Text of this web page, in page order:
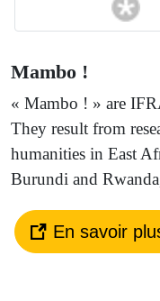
Mambo !
« Mambo ! » are
They result from
humanities in East
Burundi and
En savoir